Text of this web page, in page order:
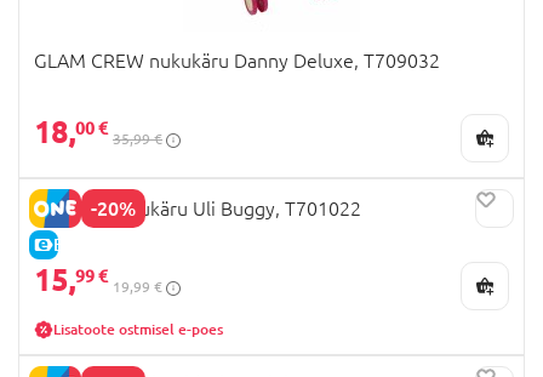
GLAM CREW nukukäru Danny Deluxe, T709032
18,00 €
35,99 €
-20%
E-HIND
HEARTS nukukäru Uli Buggy, T701022
15,99 €
19,99 €
Lisatoote ostmisel e-poes